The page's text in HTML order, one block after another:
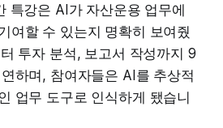
특강은 AI가 자산운용 업무에
여할 수 있는지 명확히 보여줬
투자 분석, 보고서 작성까지 9
하며, 참여자들은 AI를 추상적
업무 도구로 인식하게 됐습니